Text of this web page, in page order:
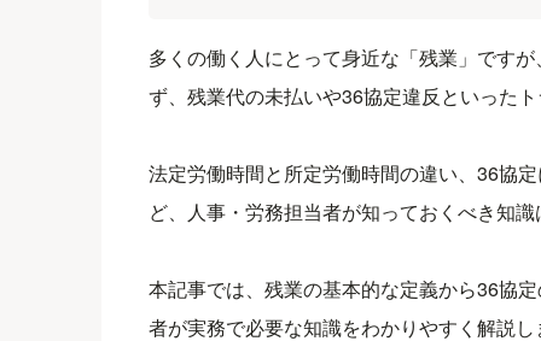
多くの働く人にとって身近な「残業」です
ず、残業代の未払いや36協定違反といった
法定労働時間と所定労働時間の違い、36協
ど、人事・労務担当者が知っておくべき知
本記事では、残業の基本的な定義から36協
者が実務で必要な知識をわかりやすく解説